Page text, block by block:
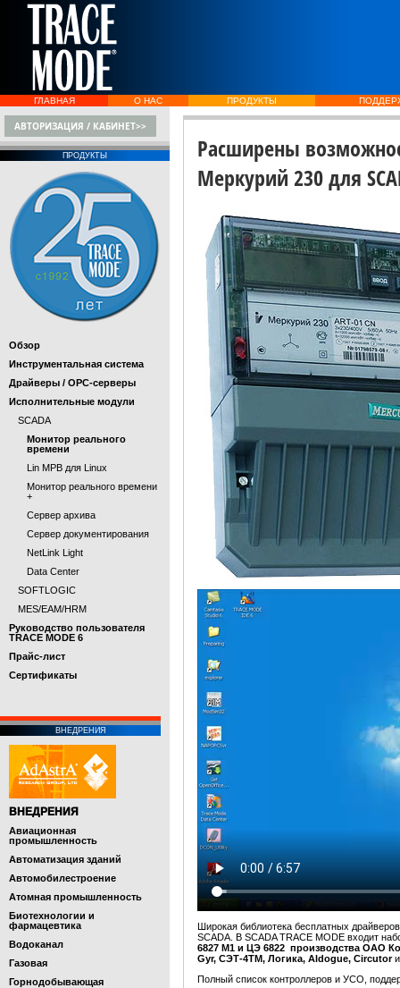
ГЛАВНАЯ О НАС ПРОДУКТЫ
АВТОРИЗАЦИЯ / КАБИНЕТ>>
ПРОДУКТЫ
Обзор
Инструментальная система
Драйверы / OPC-серверы
Исполнительные модули
SCADA
Монитор реального
времени
Lin МРВ для Linux
Монитор реального времени
+
Сервер архива
Сервер документирования
NetLink Light
Data Center
SOFTLOGIC
MES/EAM/HRM
Руководство пользователя
TRACE MODE 6
Прайс-лист
Cертификаты
ВНЕДРЕНИЯ
ВНЕДРЕНИЯ
Авиационная
промышленность
Автоматизация зданий
Автомобилестроение
Атомная промышленность
Биотехнологии и
фармацевтика
Водоканал
Газовая
Горнодобывающая
Расширены
Меркурий 230 для
Широкая библиотека бесплатных
SCADA. В SCADA TRACE MODE входит
6827 М1 и ЦЭ 6822 производства ОАО
Gyr, СЭТ-4ТМ, Логика, Aldogue, Circutor
Полный список контроллеров и УСО,